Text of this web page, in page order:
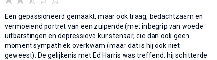
Een gepassioneerd gemaakt, maar ook traag, bedachtzaam en
vermoeiend portret van een zuipende (met inbegrip van woede
uitbarstingen en depressieve kunstenaar, die dan ook geen
moment sympathiek overkwam (maar dat is hij ook niet
geweest). De gelijkenis met Ed Harris was treffend: hij schitterde